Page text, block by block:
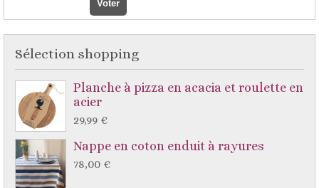
Sélection shopping
Planche à pizza en acacia et roulette en
acier
29,99 €
Nappe en coton enduit à rayures
78,00 €